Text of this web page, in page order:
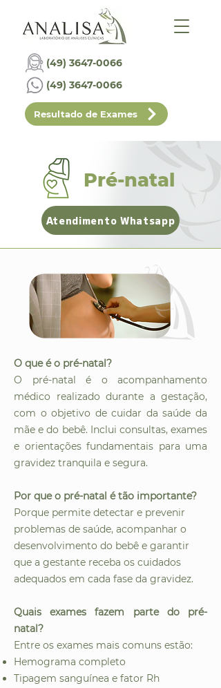
Resultado de Exames
(49) 3647-0066
(49) 3647-0066
Pré-natal
Atendimento Whatsapp
O que é o pré-natal?
O pré-natal é o acompanhamento
médico realizado durante a gestação,
com o objetivo de cuidar da saúde da
mãe e do bebê. Inclui consultas, exames
e orientações fundamentais para uma
gravidez tranquila e segura.
Por que o pré-natal é tão importante?
Porque permite detectar e prevenir
problemas de saúde, acompanhar o
desenvolvimento do bebê e garantir
que a gestante receba os cuidados
adequados em cada fase da gravidez.
Quais exames fazem parte do pré-
natal?
Entre os exames mais comuns estão:
Hemograma completo
Tipagem sanguínea e fator Rh